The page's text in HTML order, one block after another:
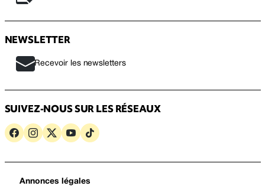
NEWSLETTER
Recevoir les newsletters
SUIVEZ-NOUS SUR LES RÉSEAUX
Annonces légales